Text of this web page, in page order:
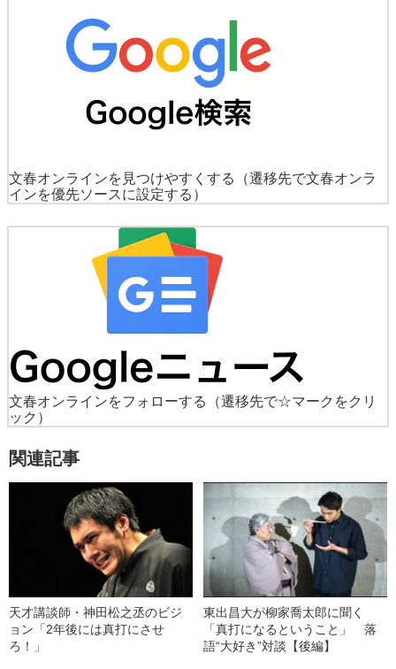
文春オンラインを見つけやすくする
（遷移先で文春オンラ
インを優先ソースに設定する）
文春オンラインをフォローする
（遷移先で☆マークをクリ
ック）
関連記事
天才講談師・神田松之丞のビジ
ョン「2年後には真打にさせ
ろ！」
東出昌大が柳家喬太郎に聞く
「真打になるということ」 落
語“大好き”対談【後編】